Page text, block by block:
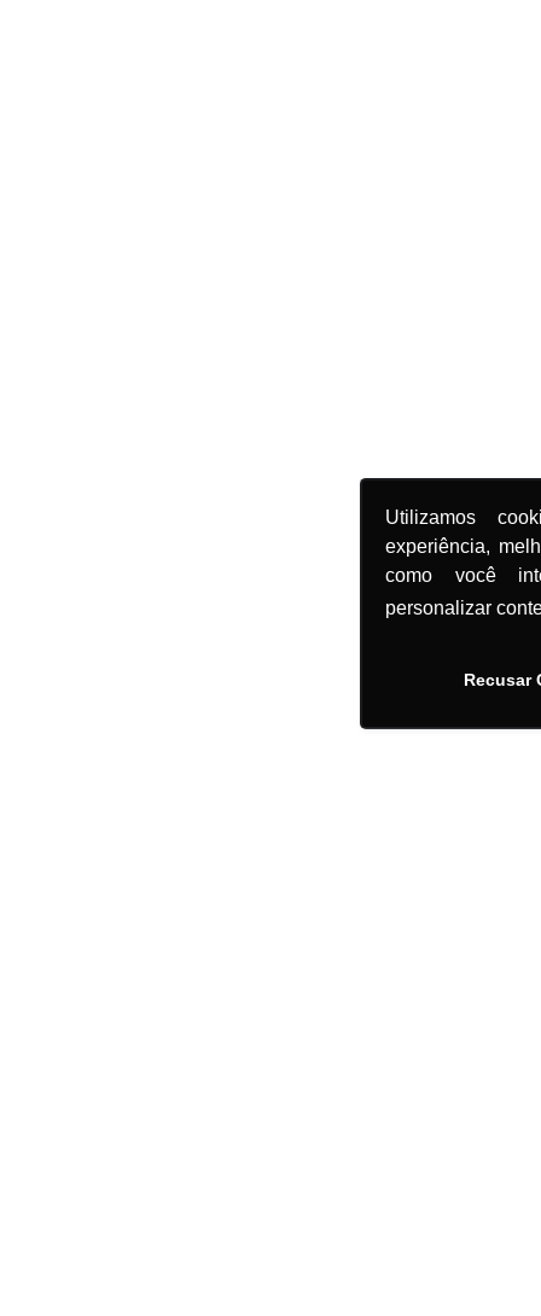
Utilizamos
experiência,
como você
personalizar
Recusar